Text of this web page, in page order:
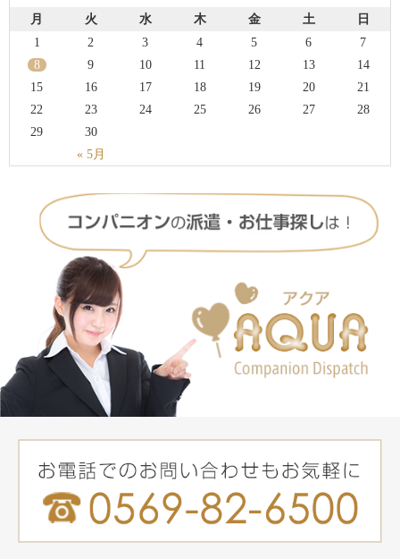
月 火 水 木 金 土 日
« 5月
1 2 3 4 5 6
7
8
9 10 11 12 13
14
15
16 17 18 19 20
21
22
23 24 25 26 27
28
29
30